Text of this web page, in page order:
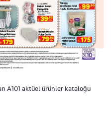
A101 aktüel ürünler kataloğu